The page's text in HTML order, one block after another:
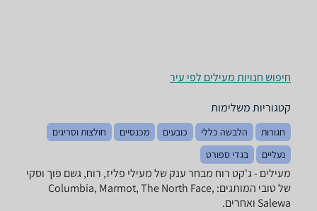
חיפוש חנויות מעילים לפי עיר
קטגוריות משלימות
חגורות הלבשה כללי כובעים מכנסיים
חולצות וסריגים
נעליים
בגדי ספורט
מעילים - ‏ג'קט ‏רוח מבחר ענק של מעילי פליז, רוח, גשם פוך וסקי
של טובי המותגים: Columbia, Marmot, The North Face,
Salewa ואחרים.